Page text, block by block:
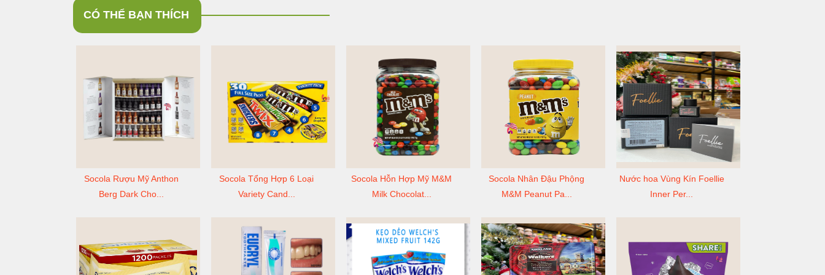
CÓ THỂ BẠN THÍCH
Socola Rượu Mỹ Anthon
Berg Dark Cho...
Socola Tổng Hợp 6 Loại
Variety Cand...
Socola Hỗn Hợp Mỹ M&M
Milk Chocolat...
Socola Nhân Đậu Phộng
M&M Peanut Pa...
Nước hoa Vùng Kín Foellie
Inner Per...